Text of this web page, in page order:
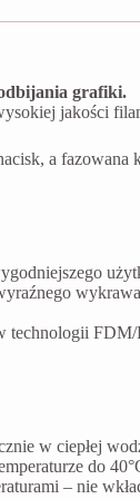
grafiki.
jakości
a
technologii FDM/
w ciepłej
do
– nie